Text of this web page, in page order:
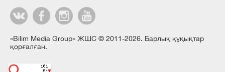
«Bilim Media Group» ЖШС © 2011-2026. Барлық құқықтар
қорғалған.